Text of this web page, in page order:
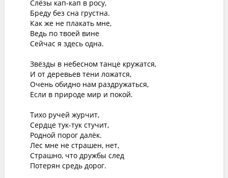
Слёзы кап-кап в росу,
Бреду без сна грустна.
Как же не плакать мне,
Ведь по твоей вине
Сейчас я здесь одна.
Звёзды в небесном танце кружатся,
И от деревьев тени ложатся,
Очень обидно нам раздружаться,
Если в природе мир и покой.
Тихо ручей журчит,
Сердце тук-тук стучит,
Родной порог далёк.
Лес мне не страшен, нет,
Страшно, что дружбы след
Потерян средь дорог.